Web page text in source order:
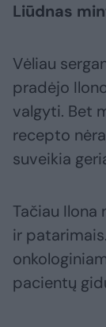
Liūdnas
Vėliau
pradėjo
valgyti. Bet
recepto
suveikia
Tačiau
ir
pacientų